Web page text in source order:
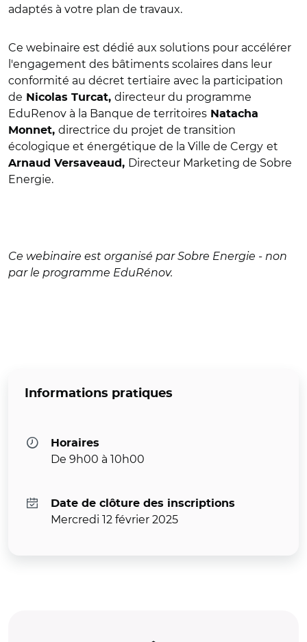
adaptés à votre plan de travaux.
Ce webinaire est dédié aux solutions pour accélérer
l'engagement des bâtiments scolaires dans leur
conformité au décret tertiaire avec la participation
de Nicolas Turcat, directeur du programme
EduRenov à la Banque de territoires Natacha
Monnet, directrice du projet de transition
écologique et énergétique de la Ville de Cergy et
Arnaud Versaveaud, Directeur Marketing de Sobre
Energie.
Ce webinaire est organisé par Sobre Energie - non
par le programme EduRénov.
Informations pratiques
Horaires
De 9h00 à 10h00
Date de clôture des inscriptions
Mercredi 12 février 2025